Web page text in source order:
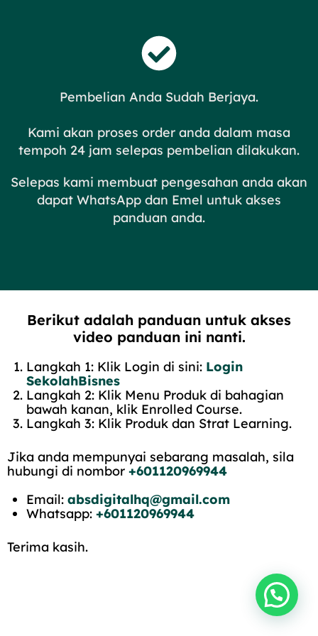
Pembelian Anda Sudah Berjaya.
Kami akan proses order anda dalam masa
tempoh 24 jam selepas pembelian dilakukan.
Selepas kami membuat pengesahan anda akan
dapat WhatsApp dan Emel untuk akses
panduan anda.
Berikut adalah panduan untuk akses
video panduan ini nanti.
Langkah 1: Klik Login di sini: Login
SekolahBisnes
Langkah 2: Klik Menu Produk di bahagian
bawah kanan, klik Enrolled Course.
Langkah 3: Klik Produk dan Strat Learning.
Jika anda mempunyai sebarang masalah, sila
hubungi di nombor +601120969944
Email: absdigitalhq@gmail.com
Whatsapp: +601120969944
Terima kasih.